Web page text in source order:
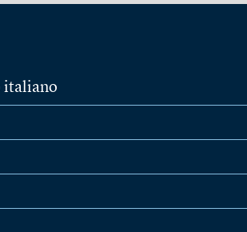
italiano